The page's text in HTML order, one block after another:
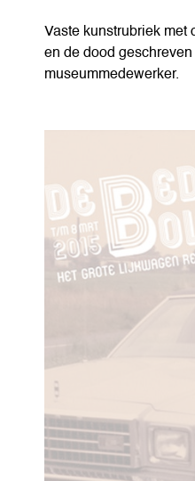
Vaste kunstrubriek met
en de dood geschreven
museummedewerker.